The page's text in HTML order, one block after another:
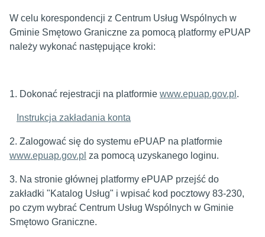
W celu korespondencji z Centrum Usług Wspólnych w
Gminie Smętowo Graniczne za pomocą platformy ePUAP
należy wykonać następujące kroki:
1. Dokonać rejestracji na platformie www.epuap.gov.pl .
Instrukcja zakładania konta
2. Zalogować się do systemu ePUAP na platformie
www.epuap.gov.pl za pomocą uzyskanego loginu.
3. Na stronie głównej platformy ePUAP przejść do
zakładki "Katalog Usług" i wpisać kod pocztowy 83-230,
po czym wybrać Centrum Usług Wspólnych w Gminie
Smętowo Graniczne.